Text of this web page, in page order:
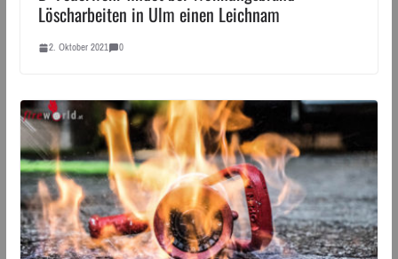
Löscharbeiten in Ulm einen Leichnam
2. Oktober 2021 0